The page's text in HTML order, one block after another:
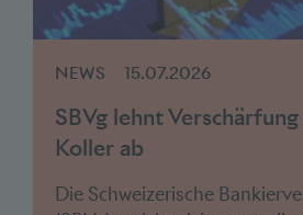
NEWS 15.07.2026
SBVg lehnt
Koller ab
Die Schweizerische